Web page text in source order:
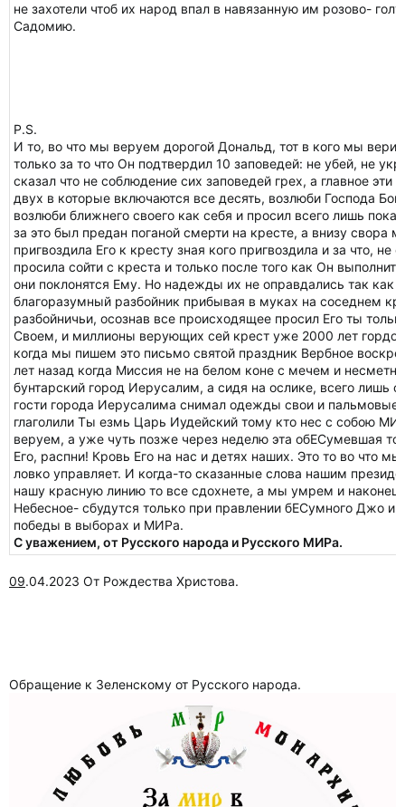
не захотели чтоб их народ впал в навязанную им розово-
Садомию.
P.S.
И то, во что мы веруем дорогой Дональд, тот в кого мы
только за то что Он подтвердил 10 заповедей: не убей, не
сказал что не соблюдение сих заповедей грех, а главное эти
двух в которые включаются все десять, возлюби Господа
возлюби ближнего своего как себя и просил всего лишь
за это был предан поганой смерти на кресте, а внизу свора
пригвоздила Его к кресту зная кого пригвоздила и за что, не
просила сойти с креста и только после того как Он выполнит
они поклонятся Ему. Но надежды их не оправдались так как
благоразумный разбойник прибывая в муках на соседнем
разбойничьи, осознав все происходящее просил Его ты
Своем, и миллионы верующих сей крест уже 2000 лет гордо
когда мы пишем это письмо святой праздник Вербное
лет назад когда Миссия не на белом коне с мечем и
бунтарский город Иерусалим, а сидя на ослике, всего лишь
гости города Иерусалима снимал одежды свои и пальмовые
глаголили Ты езмь Царь Иудейский тому кто нес с собою
веруем, а уже чуть позже через неделю эта обЕСумевшая
Его, распни! Кровь Его на нас и детях наших. Это то во что
ловко управляет. И когда-то сказанные слова нашим
нашу красную линию то все сдохнете, а мы умрем и
Небесное- сбудутся только при правлении бЕСумного Джо
победы в выборах и МИРа.
С уважением, от Русского народа и Русского МИРа.
09.04.2023 От Рождества Христова.
Обращение к Зеленскому от Русского народа.